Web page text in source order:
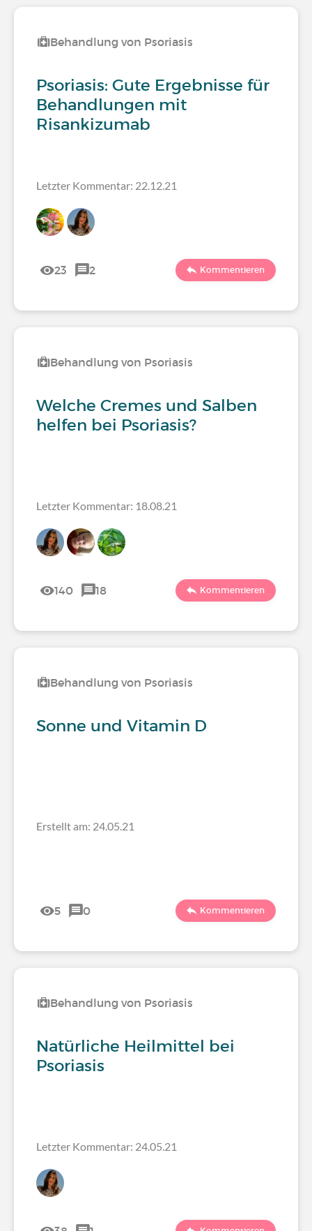
Behandlung von Psoriasis
Psoriasis: Gute Ergebnisse für
Behandlungen mit
Risankizumab
Letzter Kommentar: 22.12.21
23 2 Kommentieren
Behandlung von Psoriasis
Welche Cremes und Salben
helfen bei Psoriasis?
Letzter Kommentar: 18.08.21
140 18 Kommentieren
Behandlung von Psoriasis
Sonne und Vitamin D
Erstellt am: 24.05.21
5 0 Kommentieren
Behandlung von Psoriasis
Natürliche Heilmittel bei
Psoriasis
Letzter Kommentar: 24.05.21